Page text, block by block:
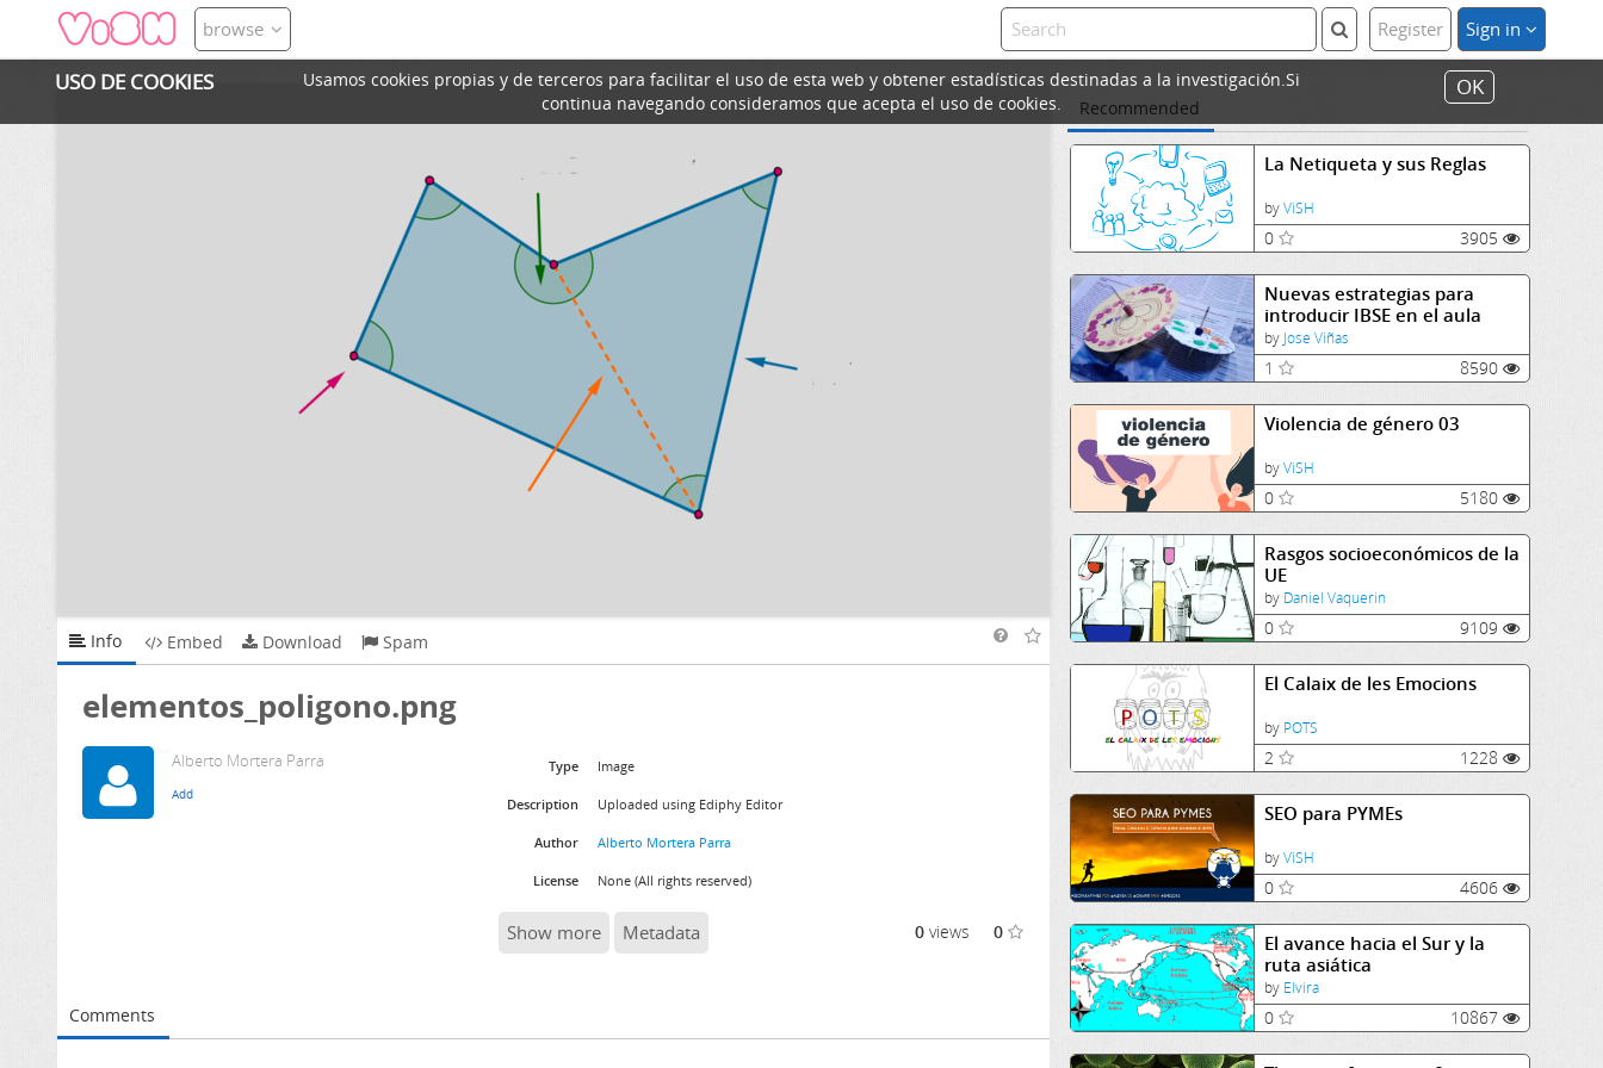
USO DE COOKIES
Usamos cookies propias y de terceros para facilitar el uso de esta web y obtener estadísticas destinadas a la investigación.Si
continua navegando consideramos que acepta el uso de cookies.
OK
browse Register Sign in
Recommended
La Netiqueta y sus Reglas
byViSH
0 3905
Nuevas estrategias para
introducir IBSE en el aula
by Jose Viñas
1 8590
Violencia de género 03
byViSH
0 5180
Rasgos socioeconómicos de la
UE
by Daniel Vaquerin
0 9109
El Calaix de les Emocions
by POTS
2 1228
SEO para PYMEs
byViSH
0 4606
El avance hacia el Sur y la
ruta asiática
by Elvira
0 10867
Info Embed Download Spam
elementos_poligono.png
Alberto Mortera Parra Type Image
Description Uploaded using Ediphy Editor
Author Alberto Mortera Parra
License None (All rights reserved)
Show more Metadata 0views 0
Comments